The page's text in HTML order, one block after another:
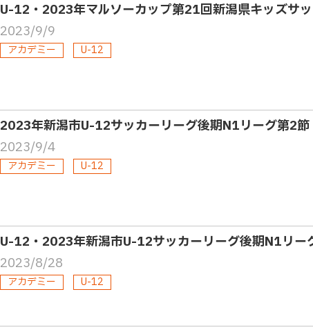
U-12・2023年マルソーカップ第21回新潟県キッズサ
2023/9/9
アカデミー U-12
2023年新潟市U-12サッカーリーグ後期N1リーグ第2
2023/9/4
アカデミー U-12
U-12・2023年新潟市U-12サッカーリーグ後期N1リー
2023/8/28
アカデミー U-12